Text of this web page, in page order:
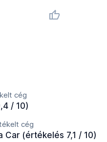
cég
/ 10)
cég
Car (értékelés 7,1 / 10)